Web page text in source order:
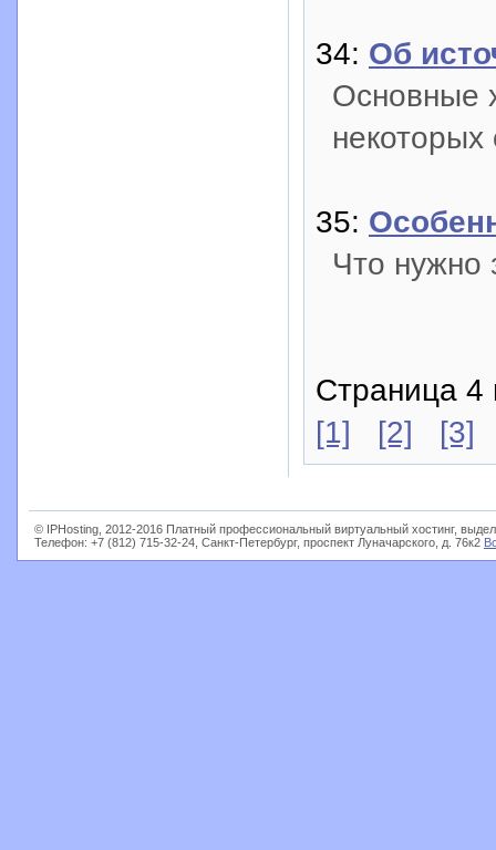
34: Об
Основные
35:
Что нужно
Страница 4
[1]
[2] [3]
© IPHosting, 2012-2016 Платный профессиональный виртуальный хостинг,
Телефон: +7 (812) 715-32-24, Санкт-Петербург, проспект Луначарского, д. 76к2